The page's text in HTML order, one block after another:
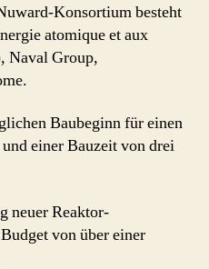
Konsortium besteht
atomique et aux
Naval Group,
Baubeginn für einen
einer Bauzeit von drei
neuer Reaktor-
von über einer